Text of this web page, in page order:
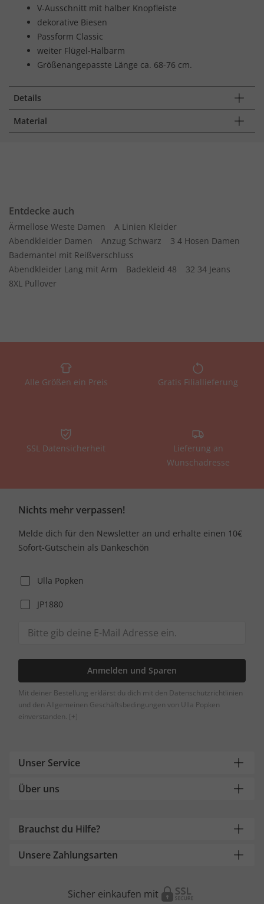
V-Ausschnitt mit halber Knopfleiste
dekorative Biesen
Passform Classic
weiter Flügel-Halbarm
Größenangepasste Länge ca. 68-76 cm.
Details
Material
Entdecke auch
Ärmellose Weste Damen
A Linien Kleider
Abendkleider Damen
Anzug Schwarz
3 4 Hosen Damen
Bademantel mit Reißverschluss
Abendkleider Lang mit Arm
Badekleid 48
32 34 Jeans
8XL Pullover
Alle Größen ein Preis Gratis Filiallieferung
SSL Datensicherheit
Lieferung an
Wunschadresse
Nichts mehr verpassen!
Melde dich für den Newsletter an und erhalte einen 10€
Sofort-Gutschein als Dankeschön
Ulla Popken
JP1880
Anmelden und Sparen
Mit deiner Bestellung erklärst du dich mit den Datenschutzrichtlinien
und den Allgemeinen Geschäftsbedingungen von Ulla Popken
einverstanden. [+]
Unser Service
Über uns
Brauchst du Hilfe?
Unsere Zahlungsarten
Sicher einkaufen mit